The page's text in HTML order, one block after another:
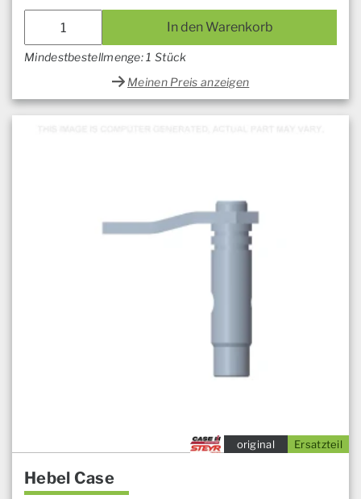
In den Warenkorb
Mindestbestellmenge: 1 Stück
Meinen Preis anzeigen
Ersatzteil
original
Hebel Case